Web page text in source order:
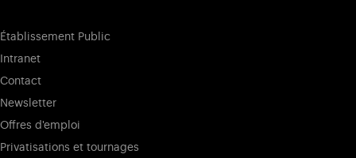
Établissement Public
Intranet
Contact
Newsletter
Offres d'emploi
Privatisations et tournages